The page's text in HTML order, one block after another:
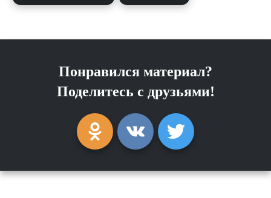
Понравился материал?
Поделитесь с друзьями!